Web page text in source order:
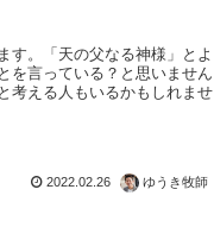
す。「天の父なる神様」とよ
を言っている？と思いません
考える人もいるかもしれませ
2022.02.26 ゆうき牧師